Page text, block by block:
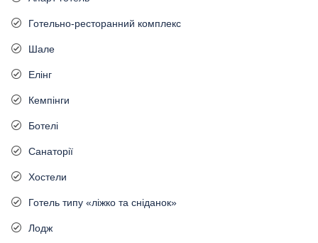
Готельно-ресторанний комплекс
Шале
Елінг
Кемпінги
Ботелі
Санаторії
Хостели
Готель типу «ліжко та сніданок»
Лодж